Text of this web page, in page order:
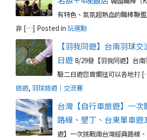
有特色、氣氛超熱血的職棒聯
非 […] Posted in 玩運動
【羽我同遊】台南羽球
日遊 8/29發【羽我同遊】台
驗二日遊您曾嚮往可以各地打
旅遊, 羽球旅遊｜交流賽
台灣【自行車旅遊】一次
路線、墾丁、台東單車遊
遊】一次挑戰南台灣經典路線